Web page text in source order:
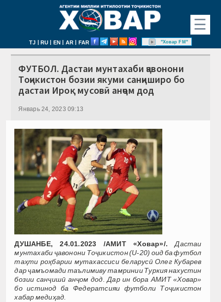
☰
TJ | RU | EN | AR | FAR "Ховар FM"
ФУТБОЛ. Дастаи мунтахаби ҷавонони
Тоҷикистон бозии якуми санҷиширо бо
дастаи Ироқ мусовӣ анҷом дод
Январь 24, 2023 09:13
ДУШАНБЕ, 24.01.2023 /АМИТ «Ховар»/.
Дастаи
мунтахаби ҷавонони Тоҷикистон (U-20) оид ба футбол
таҳти роҳбарии мутахассиси беларусӣ Олег Кубарев
дар ҷамъомади таълимиву тамринии Туркия нахустин
бозии санҷишӣ анҷом дод. Дар ин бора АМИТ «Ховар»
бо истинод ба Федератсияи футболи Тоҷикистон
хабар медиҳад.